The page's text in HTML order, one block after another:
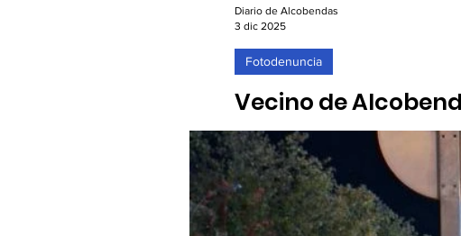
Vecino de
varios puntos del
03/12/2025. La crítica vecinal
Ayuso"
Fotodenuncia
Diario de Alcobendas
3 dic 2025